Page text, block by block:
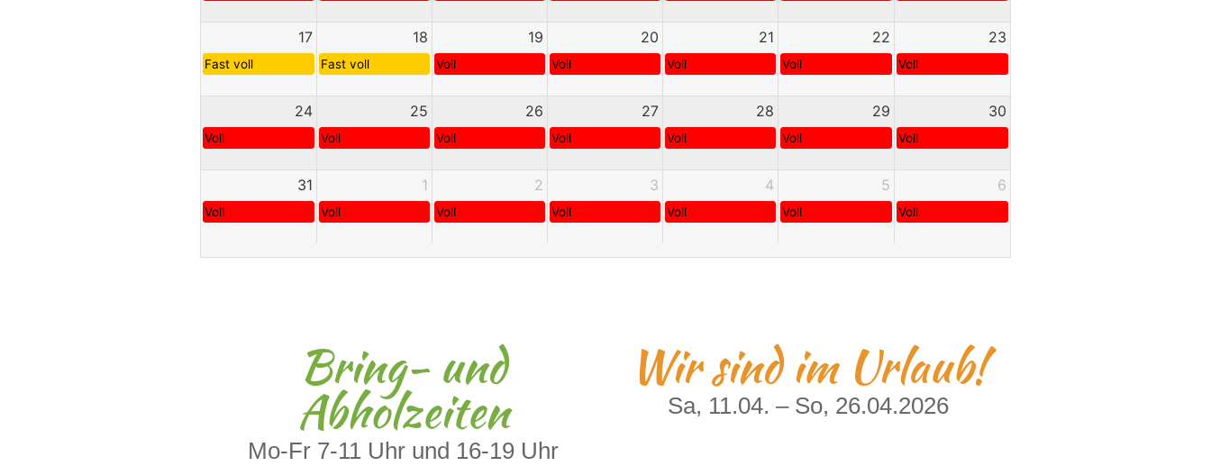
17
Fast voll
18
Fast voll
19
Voll
20
Voll
21
Voll
22
Voll
23
Voll
24
Voll
25
Voll
26
Voll
27
Voll
28
Voll
29
Voll
30
Voll
31
Voll
1
Voll
2
Voll
3
Voll
4
Voll
5
Voll
6
Voll
Bring- und
Abholzeiten
Mo-Fr 7-11 Uhr und 16-19 Uhr
Wir sind im Urlaub!
Sa, 11.04. – So, 26.04.2026